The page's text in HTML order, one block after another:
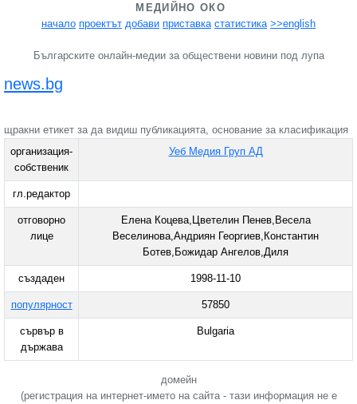
МЕДИЙНО ОКО
начало проектът добави приставка статистика >>english
Българските онлайн-медии за обществени новини под лупа
news.bg
щракни етикет за да видиш публикацията, основание за класификация
организация-
собственик
Уеб Медия Груп АД
гл.редактор
отговорно
лице
Елена Коцева,Цветелин Пенев,Весела
Веселинова,Андриян Георгиев,Константин
Ботев,Божидар Ангелов,Диля
създаден 1998-11-10
популярност 57850
сървър в
държава
Bulgaria
домейн
(регистрация на интернет-името на сайта - тази информация не е